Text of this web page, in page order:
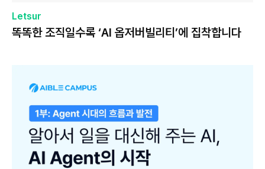
Letsur
똑똑한 조직일수록 ‘AI 옵저버빌리티’에 집착합니다